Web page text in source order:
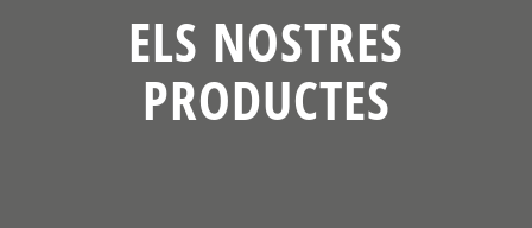
ELS NOSTRES
PRODUCTES